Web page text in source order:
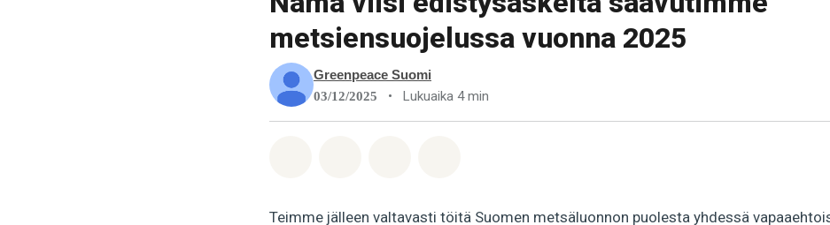
metsiensuojelussa vuonna 2025
Greenpeace Suomi
03/12/2025 • Lukuaika 4 min
Teimme jälleen valtavasti töitä Suomen metsäluonnon puolesta yhdessä